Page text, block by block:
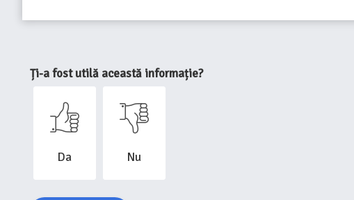
Ți-a fost utilă această informație?
Da Nu